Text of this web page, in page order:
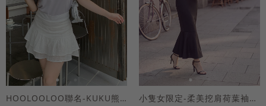
HOOLOOLOO聯名-KUKU熊蝴蝶結短袖上衣 小隻女限定-柔美挖肩荷葉袖魚尾長洋裝